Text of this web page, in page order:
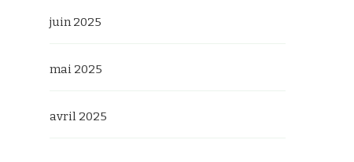
juin 2025
mai 2025
avril 2025